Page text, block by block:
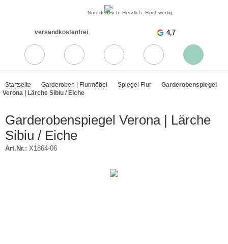
Norddeutsch. Herzlich. Hochwertig.
versandkostenfrei 4,7
Startseite Garderoben | Flurmöbel Spiegel Flur
Garderobenspiegel
Verona | Lärche Sibiu / Eiche
Garderobenspiegel Verona | Lärche
Sibiu / Eiche
Art.Nr.: X1864-06